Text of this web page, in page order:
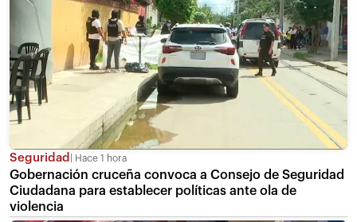
Seguridad Hace 1 hora
Gobernación cruceña convoca a Consejo de Seguridad
Ciudadana para establecer políticas ante ola de
violencia